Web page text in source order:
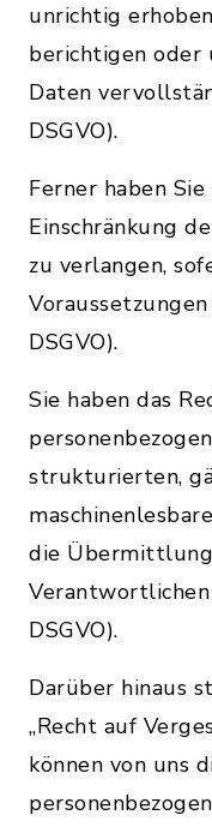
unrichtig
berichtigen oder
Daten
DSGVO).
Ferner haben
Einschränkung
zu verlangen,
DSGVO).
Sie haben das
strukturierten,
die
DSGVO).
Darüber hinaus
„Recht auf
können von uns